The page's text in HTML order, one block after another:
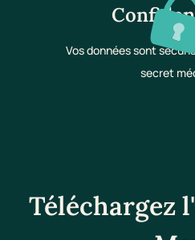
Vos données sont
secret
Téléchargez